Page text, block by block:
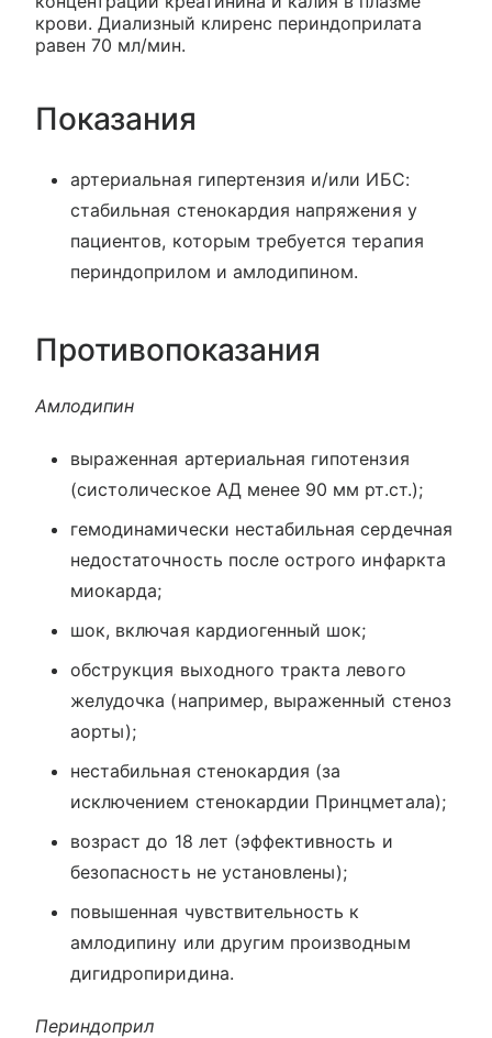
крови. Диализный клиренс периндоприлата
равен 70 мл/мин.
Показания
артериальная гипертензия и/или ИБС:
стабильная стенокардия напряжения у
пациентов, которым требуется терапия
периндоприлом и амлодипином.
Противопоказания
Амлодипин
выраженная артериальная гипотензия
(систолическое АД менее 90 мм рт.ст.);
гемодинамически нестабильная сердечная
недостаточность после острого инфаркта
миокарда;
шок, включая кардиогенный шок;
обструкция выходного тракта левого
желудочка (например, выраженный стеноз
аорты);
нестабильная стенокардия (за
исключением стенокардии Принцметала);
возраст до 18 лет (эффективность и
безопасность не установлены);
повышенная чувствительность к
амлодипину или другим производным
дигидропиридина.
Периндоприл